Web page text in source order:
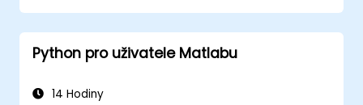
Python pro uživatele Matlabu
14 Hodiny